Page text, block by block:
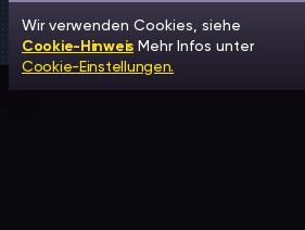
Wir verwenden Cookies, siehe
Cookie-Hinweis Mehr Infos unter
Cookie-Einstellungen.